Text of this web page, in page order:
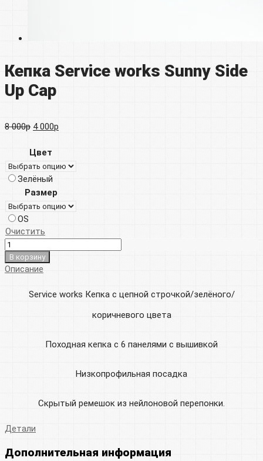
Кепка Service works Sunny Side
Up Cap
8 000р Первоначальная
цена
составляла
000р.
4 000р
4
Цвет
Зелёный
Размер
OS
Очистить
В корзину
Описание
Service works Кепка с цепной строчкой/зелёного/
коричневого цвета
Походная кепка с 6 панелями с вышивкой
Низкопрофильная посадка
Скрытый ремешок из нейлоновой перепонки.
Детали
Дополнительная информация